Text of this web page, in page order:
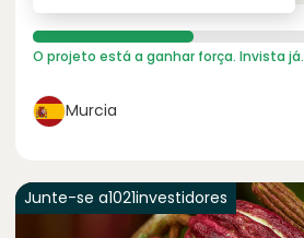
O projeto está a ganhar força. Invista já.
Murcia
Junte-se a1021investidores